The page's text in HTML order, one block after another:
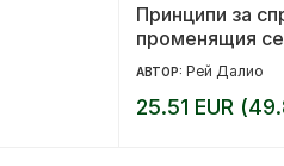
Принципи за
променящия
Защо нациите
провалят
АВТОР: Рей Далио
25.51 EUR